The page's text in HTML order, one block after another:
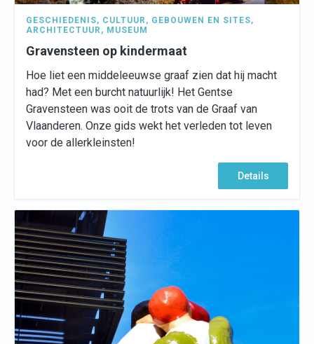
GESCHIEDENIS, CULTUUR , GEBOUWEN EN SITES,
ARCHITECTUUR , MUSEUM
Gravensteen op kindermaat
Hoe liet een middeleeuwse graaf zien dat hij macht
had? Met een burcht natuurlijk! Het Gentse
Gravensteen was ooit de trots van de Graaf van
Vlaanderen. Onze gids wekt het verleden tot leven
voor de allerkleinsten!
Details